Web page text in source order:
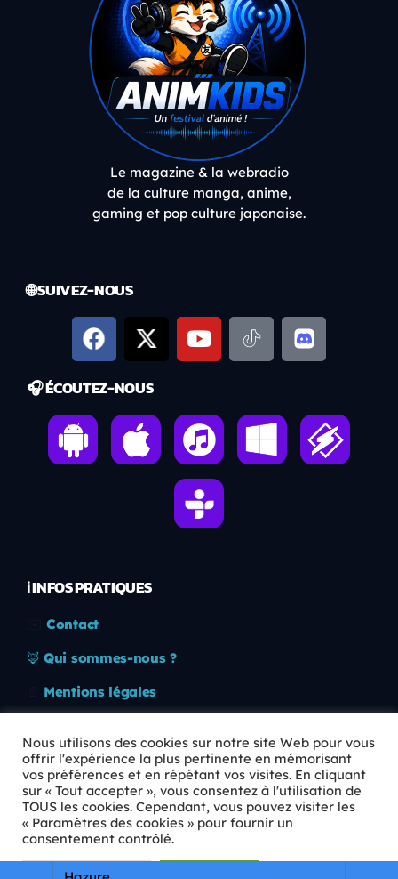
Le magazine & la webradio
de la culture manga, anime,
gaming et pop culture japonaise.
🌐 SUIVEZ-NOUS
🎧 ÉCOUTEZ-NOUS
ℹ️ INFOS PRATIQUES
Contact
🦊 Qui sommes-nous ?
Mentions légales
🛡️ RGPD
Copyright © 2026 Animkids. Tous droits réservés.
Nous utilisons des cookies sur notre site Web pour vous
offrir l'expérience la plus pertinente en mémorisant
vos préférences et en répétant vos visites. En cliquant
sur « Tout accepter », vous consentez à l'utilisation de
TOUS les cookies. Cependant, vous pouvez visiter les
« Paramètres des cookies » pour fournir un
consentement contrôlé.
Paramètres Cookie